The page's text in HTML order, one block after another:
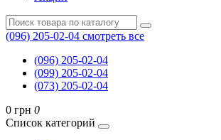
(096) 205-02-04 смотреть все
(096) 205-02-04
(099) 205-02-04
(073) 205-02-04
0 грн 0
Список категорий